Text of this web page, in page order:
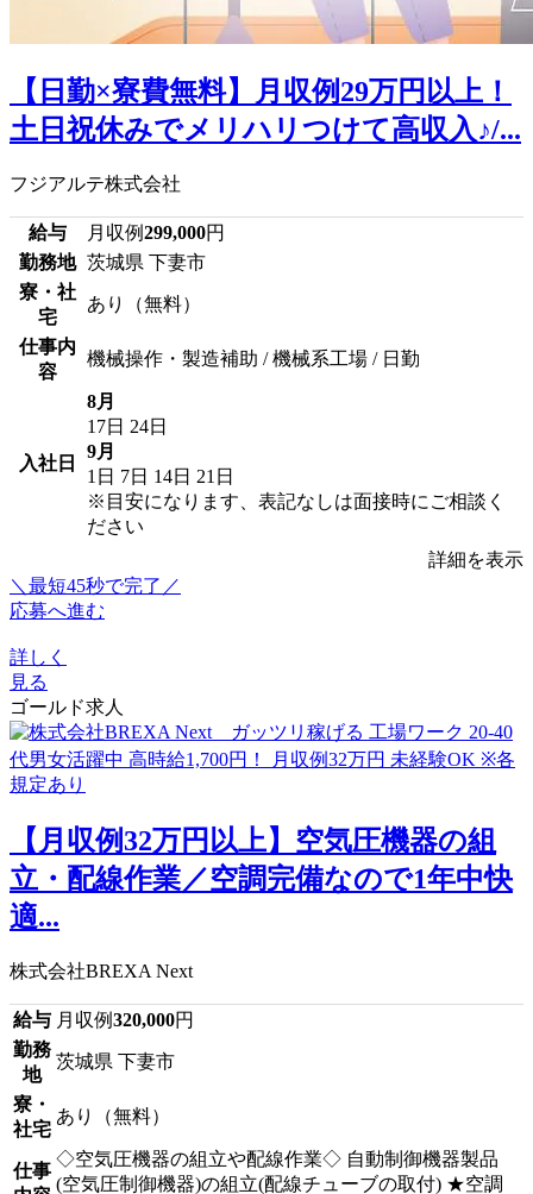
【日勤×寮費無料】月収例29万円以上！
土日祝休みでメリハリつけて高収入♪/...
フジアルテ株式会社
給与 月収例299,000円
勤務地 茨城県 下妻市
寮・社
宅
あり（無料）
仕事内
容
機械操作・製造補助 / 機械系工場 / 日勤
入社日
8月
17日 24日
9月
1日 7日 14日 21日
※目安になります、表記なしは面接時にご相談く
ださい
詳細を表示
＼最短45秒で完了／
応募へ進む
詳しく
見る
ゴールド求人
【月収例32万円以上】空気圧機器の組
立・配線作業／空調完備なので1年中快
適...
株式会社BREXA Next
給与 月収例320,000円
勤務
地
茨城県 下妻市
寮・
社宅
あり（無料）
仕事
◇空気圧機器の組立や配線作業◇ 自動制御機器製品
(空気圧制御機器)の組立(配線チューブの取付) ★空調